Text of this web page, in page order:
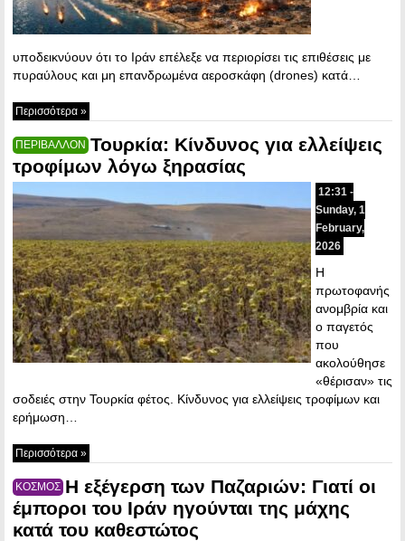
υποδεικνύουν ότι το Ιράν επέλεξε να περιορίσει τις επιθέσεις με
πυραύλους και μη επανδρωμένα αεροσκάφη (drones) κατά…
Περισσότερα »
ΠΕΡΙΒΑΛΛΟΝ Τουρκία: Κίνδυνος για ελλείψεις
τροφίμων λόγω ξηρασίας
12:31 -
Sunday, 1
February,
2026
Η
πρωτοφανής
ανομβρία και
ο παγετός
που
ακολούθησε
«θέρισαν» τις
σοδειές στην Τουρκία φέτος. Κίνδυνος για ελλείψεις τροφίμων και
ερήμωση…
Περισσότερα »
ΚΟΣΜΟΣ Η εξέγερση των Παζαριών: Γιατί οι
έμποροι του Ιράν ηγούνται της μάχης
κατά του καθεστώτος